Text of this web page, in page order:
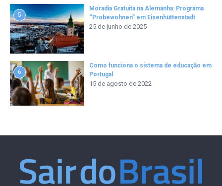
5
Moradia Gratuita na Alemanha: Programa
“Probewohnen” em Eisenhüttenstadt
25 de junho de 2025
6
Como funciona o sistema de educação em
Portugal
15 de agosto de 2022